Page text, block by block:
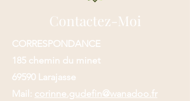
Contactez-Moi
CORRESPONDANCE
185 chemin du minet
69590 Larajasse
Mail: corinne.gudefin@wanadoo.fr